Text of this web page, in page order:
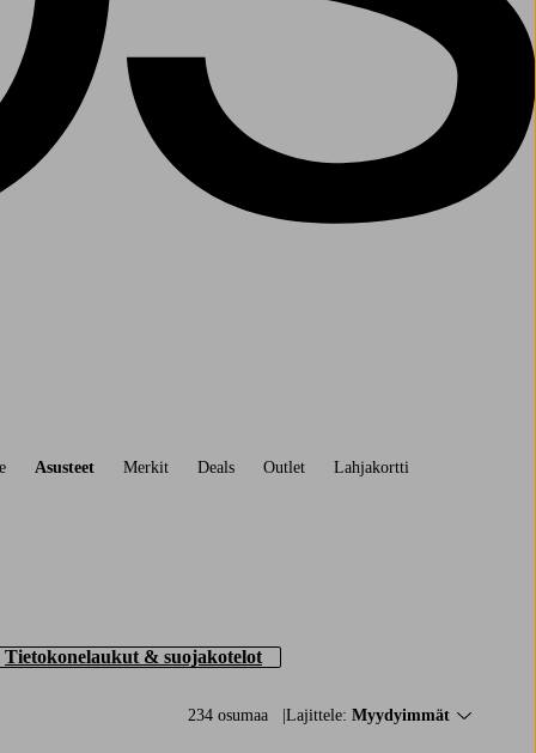
Asusteet Merkit Deals Outlet Lahjakortti
Tietokonelaukut & suojakotelot
234 osumaa Lajittele: Myydyimmät